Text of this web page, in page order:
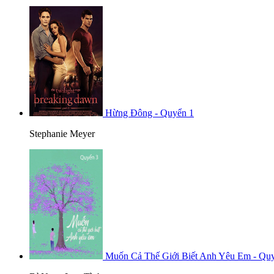
Hừng Đông - Quyển 1
Stephanie Meyer
Muốn Cả Thế Giới Biết Anh Yêu Em -